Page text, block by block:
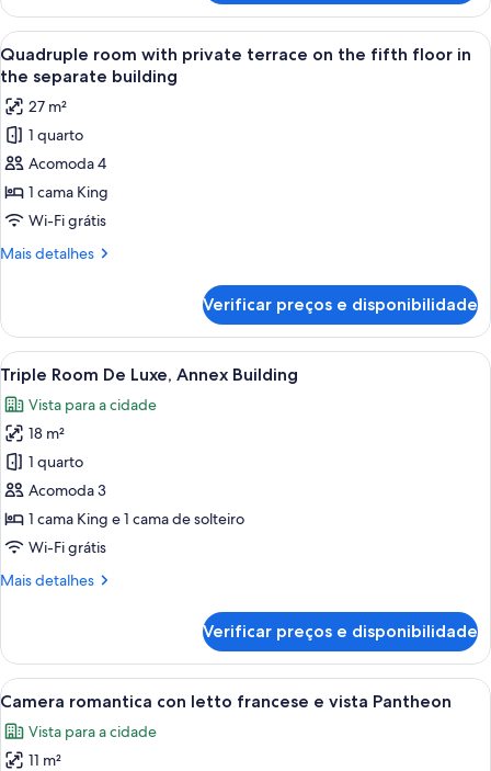
floor
in
the
separate
building
room
with
Pantheon
view
the
fourth
floor
in
the
building
Carrega
todas
as
fotos
de
Quadruple
room
with
private
the
fifth
floor
in
the
separate
building
Quarto moderno com cabeceira de
17
Quadruple room with private terrace on the fifth floor in
the separate building
27 m²
1 quarto
Acomoda 4
1 cama King
Wi-Fi grátis
Mais detalhes
Mais
room
with
private
terrace
on
the
fifth
floor
in
the
separate
building
Verificar preços e disponibilidade
Carrega
todas
as
fotos
de
Triple
Room
De
Annex
Quarto de hotel com teto de
12
Triple Room De Luxe, Annex Building
Vista para a cidade
18 m²
1 quarto
Acomoda 3
1 cama King e 1 cama de solteiro
Wi-Fi grátis
Mais detalhes
Mais
Room
De
Luxe,
Building
Verificar preços e disponibilidade
Carrega
todas
as
fotos
Quarto de hotel com cama,
15
Camera romantica con letto francese e vista Pantheon
Vista para a cidade
11 m²